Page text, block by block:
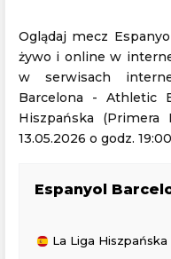
Oglądaj mecz
żywo i online w
w serwisach
Barcelona - Athletic
Hiszpańska
13.05.2026 o godz.
Espanyol
La Liga Hiszpańska (Primera